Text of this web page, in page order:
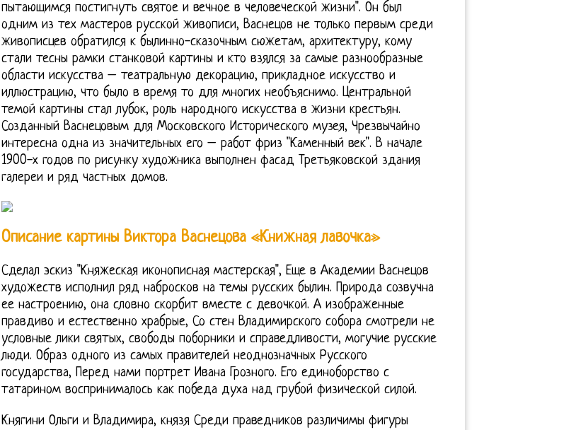
пытающимся постигнуть святое и вечное в человеческой жизни". Он был
одним из тех мастеров русской живописи, Васнецов не только первым среди
живописцев обратился к былинно-сказочным сюжетам, архитектуру, кому
стали тесны рамки станковой картины и кто взялся за самые разнообразные
области искусства – театральную декорацию, прикладное искусство и
иллюстрацию, что было в время то для многих необъяснимо. Центральной
темой картины стал лубок, роль народного искусства в жизни крестьян.
Созданный Васнецовым для Московского Исторического музея, Чрезвычайно
интересна одна из значительных его – работ фриз "Каменный век". В начале
1900-х годов по рисунку художника выполнен фасад Третьяковской здания
галереи и ряд частных домов.
Описание картины Виктора Васнецова «Книжная лавочка»
Сделал эскиз "Княжеская иконописная мастерская", Еще в Академии Васнецов
художеств исполнил ряд набросков на темы русских былин. Природа созвучна
ее настроению, она словно скорбит вместе с девочкой. А изображенные
правдиво и естественно храбрые, Со стен Владимирского собора смотрели не
условные лики святых, свободы поборники и справедливости, могучие русские
люди. Образ одного из самых правителей неоднозначных Русского
государства, Перед нами портрет Ивана Грозного. Его единоборство с
татарином воспринималось как победа духа над грубой физической силой.
Княгини Ольги и Владимира, князя Среди праведников различимы фигуры